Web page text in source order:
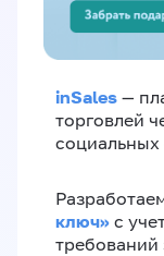
inSales —
торговлей
социальных
ключ»‎ с
требований